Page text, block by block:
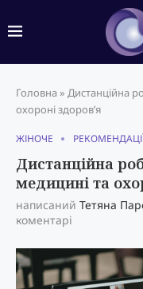
Головна » Дистанційна
охороні здоров’я
ЖІНОЧЕ
Дистанційна
медицині та
написаний Тетяна
коментарі